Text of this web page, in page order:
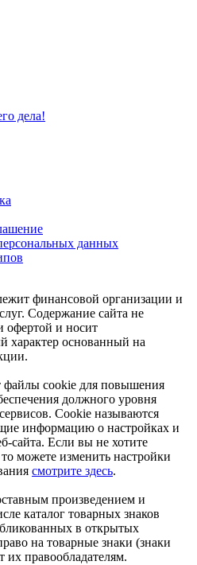
дела!
данных
финансовой организации и
Содержание сайта не
офертой и носит
характер основанный на
файлы cookie для повышения
должного уровня
Cookie называются
информацию о настройках и
сайта. Если вы не хотите
можете изменить настройки
смотрите здесь.
произведением и
каталог товарных знаков
в открытых
на товарные знаки (знаки
правообладателям.